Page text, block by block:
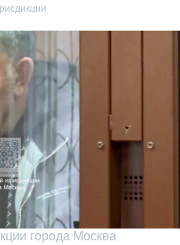
города Москва